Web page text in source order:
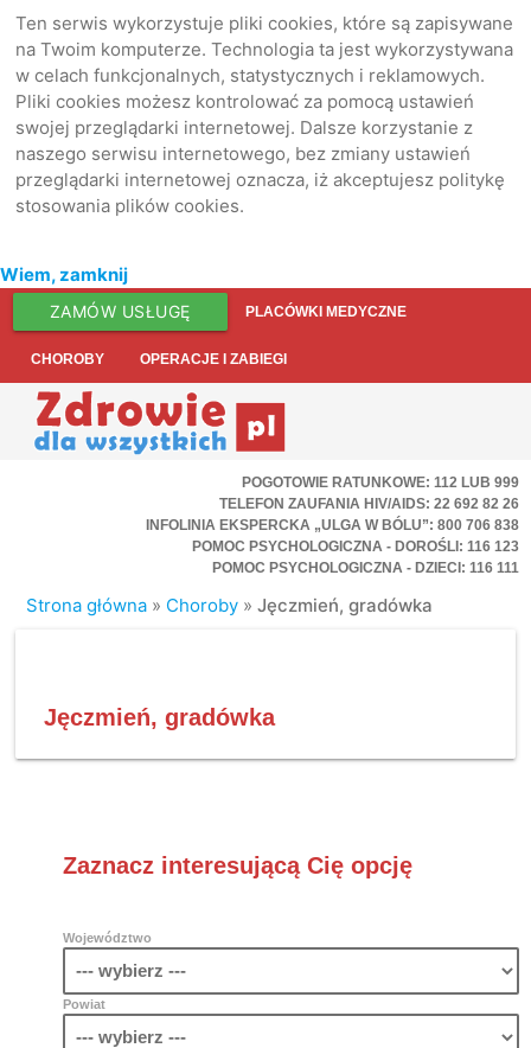
Ten serwis wykorzystuje pliki cookies, które są zapisywane
na Twoim komputerze. Technologia ta jest wykorzystywana
w celach funkcjonalnych, statystycznych i reklamowych.
Pliki cookies możesz kontrolować za pomocą ustawień
swojej przeglądarki internetowej. Dalsze korzystanie z
naszego serwisu internetowego, bez zmiany ustawień
przeglądarki internetowej oznacza, iż akceptujesz politykę
stosowania plików cookies.
Wiem, zamknij
ZAMÓW USŁUGĘ PLACÓWKI MEDYCZNE
CHOROBY OPERACJE I ZABIEGI
POGOTOWIE RATUNKOWE: 112 LUB 999
TELEFON ZAUFANIA HIV/AIDS: 22 692 82 26
INFOLINIA EKSPERCKA „ULGA W BÓLU”: 800 706 838
POMOC PSYCHOLOGICZNA - DOROŚLI: 116 123
POMOC PSYCHOLOGICZNA - DZIECI: 116 111
Strona główna » Choroby »Jęczmień, gradówka
Jęczmień, gradówka
Zaznacz interesującą Cię opcję
Województwo
Powiat